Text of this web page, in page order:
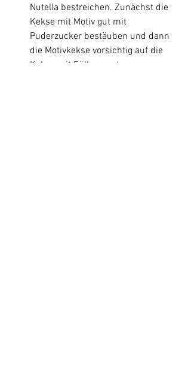
Nutella bestreichen. Zunächst die
Kekse mit Motiv gut mit
Puderzucker bestäuben und dann
die Motivkekse vorsichtig auf die
Kekse mit Füllung setzen.